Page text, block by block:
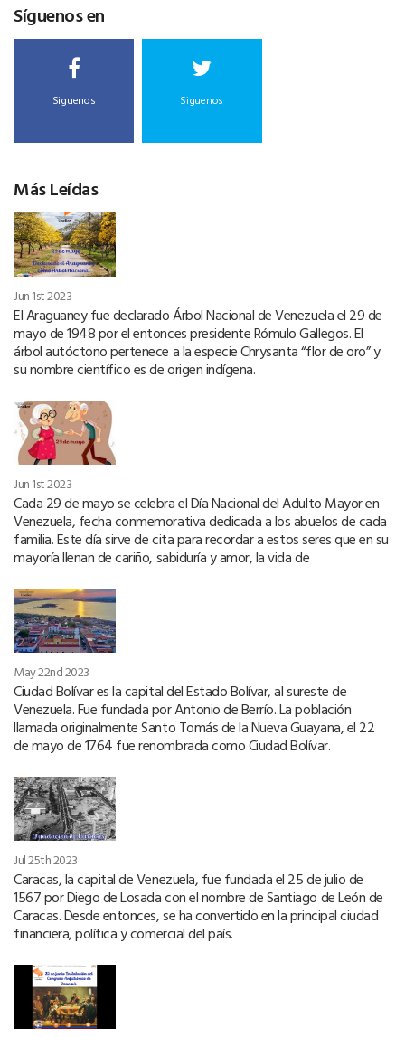
Síguenos en
Siguenos Siguenos
Más Leídas
Jun 1st 2023
El Araguaney fue declarado Árbol Nacional de Venezuela el 29 de
mayo de 1948 por el entonces presidente Rómulo Gallegos. El
árbol autóctono pertenece a la especie Chrysanta “flor de oro” y
su nombre científico es de origen indígena.
Jun 1st 2023
Cada 29 de mayo se celebra el Día Nacional del Adulto Mayor en
Venezuela, fecha conmemorativa dedicada a los abuelos de cada
familia. Este día sirve de cita para recordar a estos seres que en su
mayoría llenan de cariño, sabiduría y amor, la vida de
May 22nd 2023
Ciudad Bolívar es la capital del Estado Bolívar, al sureste de
Venezuela. Fue fundada por Antonio de Berrío. La población
llamada originalmente Santo Tomás de la Nueva Guayana, el 22
de mayo de 1764 fue renombrada como Ciudad Bolívar.
Jul 25th 2023
Caracas, la capital de Venezuela, fue fundada el 25 de julio de
1567 por Diego de Losada con el nombre de Santiago de León de
Caracas. Desde entonces, se ha convertido en la principal ciudad
financiera, política y comercial del país.